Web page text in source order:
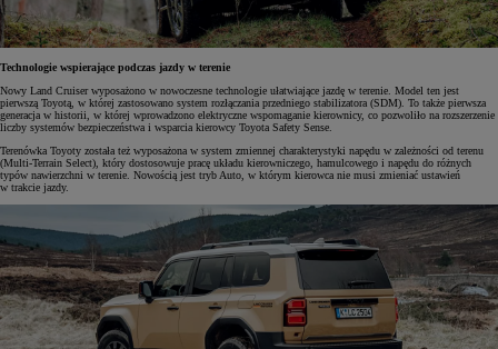
Technologie wspierające podczas jazdy w terenie
Nowy Land Cruiser wyposażono w nowoczesne technologie ułatwiające jazdę w terenie. Model ten jest
pierwszą Toyotą, w której zastosowano system rozłączania przedniego stabilizatora (SDM). To także pierwsza
generacja w historii, w której wprowadzono elektryczne wspomaganie kierownicy, co pozwoliło na rozszerzenie
liczby systemów bezpieczeństwa i wsparcia kierowcy Toyota Safety Sense.
Terenówka Toyoty została też wyposażona w system zmiennej charakterystyki napędu w zależności od terenu
(Multi-Terrain Select), który dostosowuje pracę układu kierowniczego, hamulcowego i napędu do różnych
typów nawierzchni w terenie. Nowością jest tryb Auto, w którym kierowca nie musi zmieniać ustawień
w trakcie jazdy.